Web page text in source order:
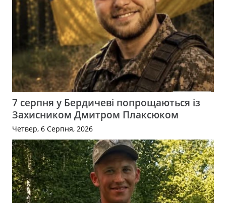
7 серпня у Бердичеві попрощаються із
Захисником Дмитром Плаксюком
Четвер, 6 Серпня, 2026